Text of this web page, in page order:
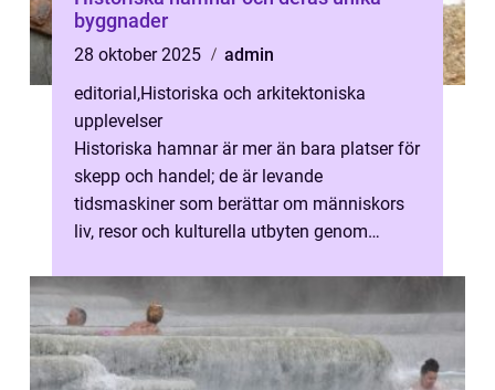
byggnader
28 oktober 2025
admin
editorial,Historiska och arkitektoniska
upplevelser
Historiska hamnar är mer än bara platser för
skepp och handel; de är levande
tidsmaskiner som berättar om människors
liv, resor och kulturella utbyten genom